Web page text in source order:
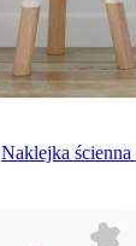
Naklejka